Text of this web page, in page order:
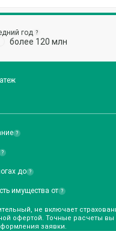
год ?
более 120 млн
?
?
до ?
имущества от ?
не включает
офертой. Точные расчеты
заявки.